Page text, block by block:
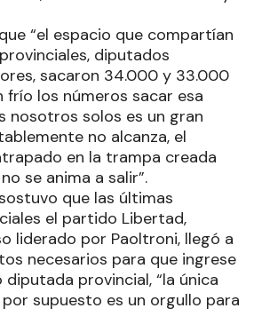
“el espacio que compartían
diputados
sacaron 34.000 y 33.000
frío los números sacar esa
nosotros solos es un gran
no alcanza, el
en la trampa creada
se anima a salir”.
que las últimas
el partido Libertad,
liderado por Paoltroni, llegó a
necesarios para que ingrese
diputada provincial, “la única
supuesto es un orgullo para